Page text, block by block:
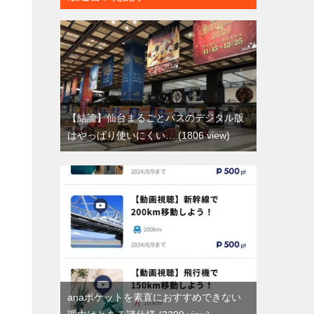
【結論】仙台まるごとパスのデジタル版
はやっぱり使いにくい…
1806 view
anaポケットを素直におすすめできない